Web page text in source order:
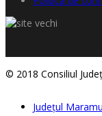
© 2018 Consiliul
Judeţul